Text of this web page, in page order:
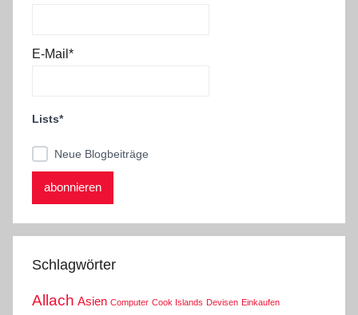
E-Mail*
Lists*
Neue Blogbeiträge
Schlagwörter
Allach Asien Computer Cook Islands Devisen Einkaufen